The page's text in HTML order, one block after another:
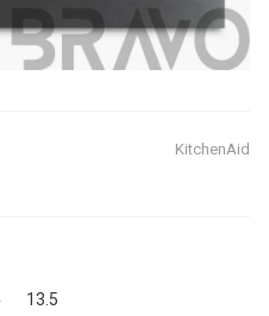
KitchenAid
13.5